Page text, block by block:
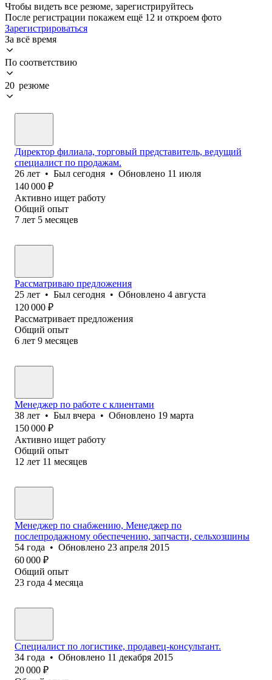
Чтобы видеть все резюме, зарегистрируйтесь
После регистрации покажем ещё 12 и откроем фото
Зарегистрироваться
За всё время
По соответствию
20 резюме
Директор филиала, торговый представитель, ведущий
специалист по продажам.
26 лет • Был сегодня • Обновлено 11 июля
140 000 ₽
Активно ищет работу
Общий опыт
7 лет 5 месяцев
Рассматриваю предложения
25 лет • Был сегодня • Обновлено 4 августа
120 000 ₽
Рассматривает предложения
Общий опыт
6 лет 9 месяцев
Менеджер по работе с клиентами
38 лет • Был вчера • Обновлено 19 марта
150 000 ₽
Активно ищет работу
Общий опыт
12 лет 11 месяцев
Менеджер по снабжению, Менеджер по
послепродажному обеспечению, запчасти, сельхозшины
54 года • Обновлено 23 апреля 2015
60 000 ₽
Общий опыт
23 года 4 месяца
Специалист по логистике, продавец-консультант.
34 года • Обновлено 11 декабря 2015
20 000 ₽